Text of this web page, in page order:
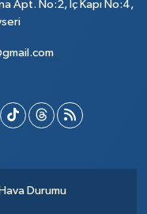
Apt. No:2, İç Kapı No:4,
Hava Durumu